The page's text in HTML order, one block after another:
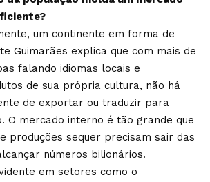
um continente em forma de
Guimarães explica que com mais de
falando idiomas locais e
de sua própria cultura, não há
de exportar ou traduzir para
O mercado interno é tão grande que
produções sequer precisam sair das
números bilionários.
em setores como o